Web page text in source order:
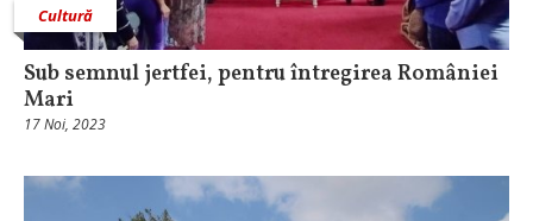
Cultură
Sub semnul jertfei, pentru întregirea României
Mari
17 Noi, 2023